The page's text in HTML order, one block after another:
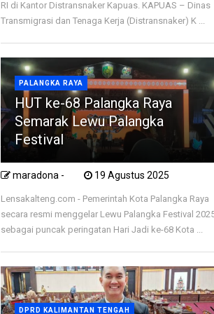
RI di Kantor Distransnaker Kapuas. KAPUAS – Dinas
Transmigrasi dan Tenaga Kerja (Distransnaker) K ...
PALANGKA RAYA
HUT ke-68 Palangka Raya
Semarak Lewu Palangka
Festival
maradona - 19 Agustus 2025
Lensakalteng.com - Pemerintah Kota Palangka Raya
secara resmi menggelar Lewu Palangka Festival
sebagai puncak peringatan Hari Jadi ke-68 Kota ...
DPRD KALIMANTAN TENGAH